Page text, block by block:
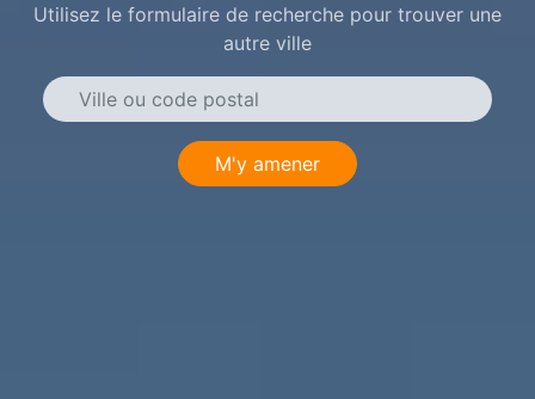
Utilisez le formulaire de recherche pour trouver une
autre ville
M'y amener